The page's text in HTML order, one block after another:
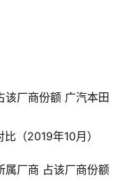
厂商份额 广汽本田
（2019年10月）
属厂商 占该厂商份额